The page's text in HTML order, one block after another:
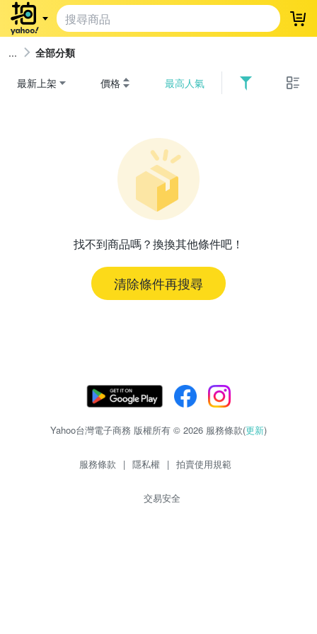
登
全部分類
最新上架 價格 最高人氣
找不到商品嗎？換換其他條件吧！
清除條件再搜尋
Yahoo台灣電子商務 版權所有 © 2026 服務條款(更新)
服務條款 | 隱私權 | 拍賣使用規範
交易安全